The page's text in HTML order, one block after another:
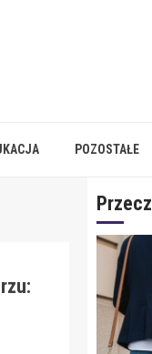
POZOSTAŁE